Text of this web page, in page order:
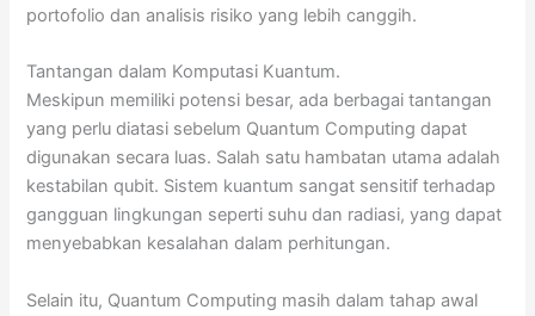
portofolio dan analisis risiko yang lebih canggih.
Tantangan dalam Komputasi Kuantum.
Meskipun memiliki potensi besar, ada berbagai tantangan
yang perlu diatasi sebelum Quantum Computing dapat
digunakan secara luas. Salah satu hambatan utama adalah
kestabilan qubit. Sistem kuantum sangat sensitif terhadap
gangguan lingkungan seperti suhu dan radiasi, yang dapat
menyebabkan kesalahan dalam perhitungan.
Selain itu, Quantum Computing masih dalam tahap awal